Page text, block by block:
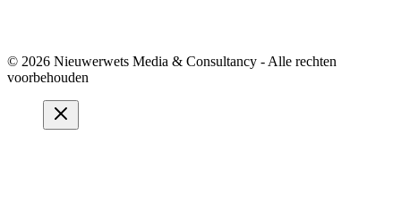
© 2026 Nieuwerwets Media & Consultancy - Alle rechten
voorbehouden